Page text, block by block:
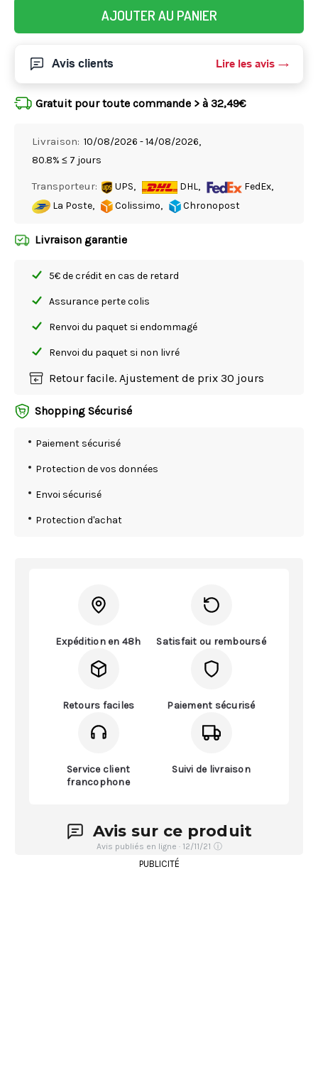
AJOUTER AU PANIER
Avis clients Lire les avis
Gratuit pour toute commande > à 32,49€
Livraison: 10/08/2026 - 14/08/2026,
80.8% ≤ 7 jours
Transporteur: UPS, DHL,
FedEx,
La Poste,
Colissimo, Chronopost
Livraison garantie
5€ de crédit en cas de retard
Assurance perte colis
Renvoi du paquet si endommagé
Renvoi du paquet si non livré
Retour facile. Ajustement de prix 30 jours
Shopping Sécurisé
Paiement sécurisé
Protection de vos données
Envoi sécurisé
Protection d'achat
Expédition en 48h Satisfait ou remboursé
Retours faciles Paiement sécurisé
Service client
francophone
Suivi de livraison
Avis sur ce produit
Avis publiés en ligne · 12/11/21 ⓘ
PUBLICITÉ